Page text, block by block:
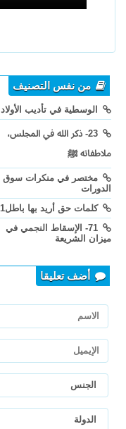
من نفس التصنيف
الوسطية في تأديب الأولاد
23- ذكر الله في المجلس،
ملاطفاته ﷺ
مختصر في منكرات سوق
الدورات
كلمات حق أريد بها باطل1
71- الإسقاط النجمي في
ميزان الشريعة
أضف تعليقا